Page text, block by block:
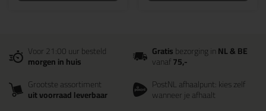
Voor 21:00 uur besteld
morgen in huis
Gratisbezorging inNL & BE
vanaf75,-
Grootste assortiment
uit voorraad leverbaar
PostNL afhaalpunt: kies zelf
wanneer je afhaalt